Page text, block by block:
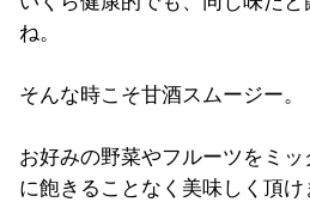
ね。
そんな時こそ甘酒スムージー。
お好みの野菜やフルーツをミ
に飽きることなく美味しく頂け